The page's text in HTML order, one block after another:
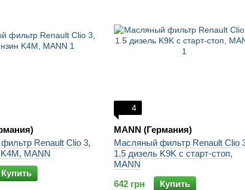
Renault Clio 3,
MANN
Купить
4
MANN (Германия)
Масляный фильтр Renault Clio
1.5 дизель K9K с старт-стоп,
MANN
642 грн
Купить